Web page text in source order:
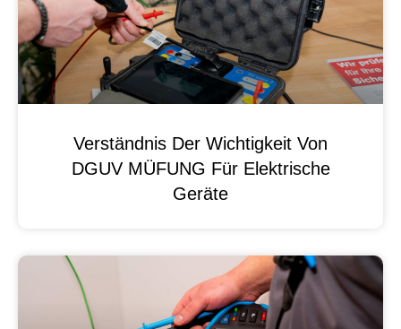
Verständnis Der Wichtigkeit Von
DGUV MÜFUNG Für Elektrische
Geräte